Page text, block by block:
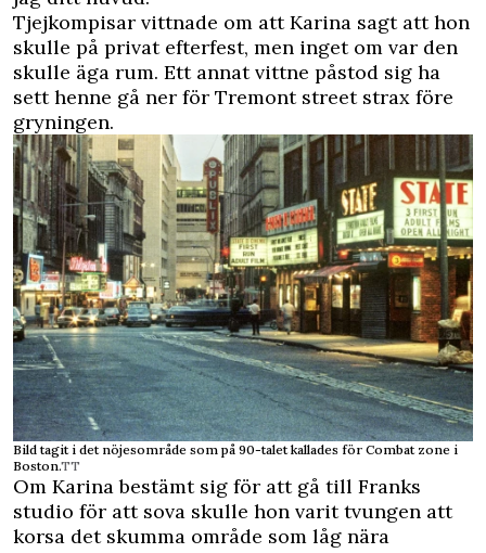
Tjejkompisar vittnade om att Karina sagt att hon
skulle på privat efterfest, men inget om var den
skulle äga rum. Ett annat vittne påstod sig ha
sett henne gå ner för Tremont street strax före
gryningen.
Bild tagit i det nöjesområde som på 90-talet kallades för Combat zone i
Boston.TT
Om Karina bestämt sig för att gå till Franks
studio för att sova skulle hon varit tvungen att
korsa det skumma område som låg nära